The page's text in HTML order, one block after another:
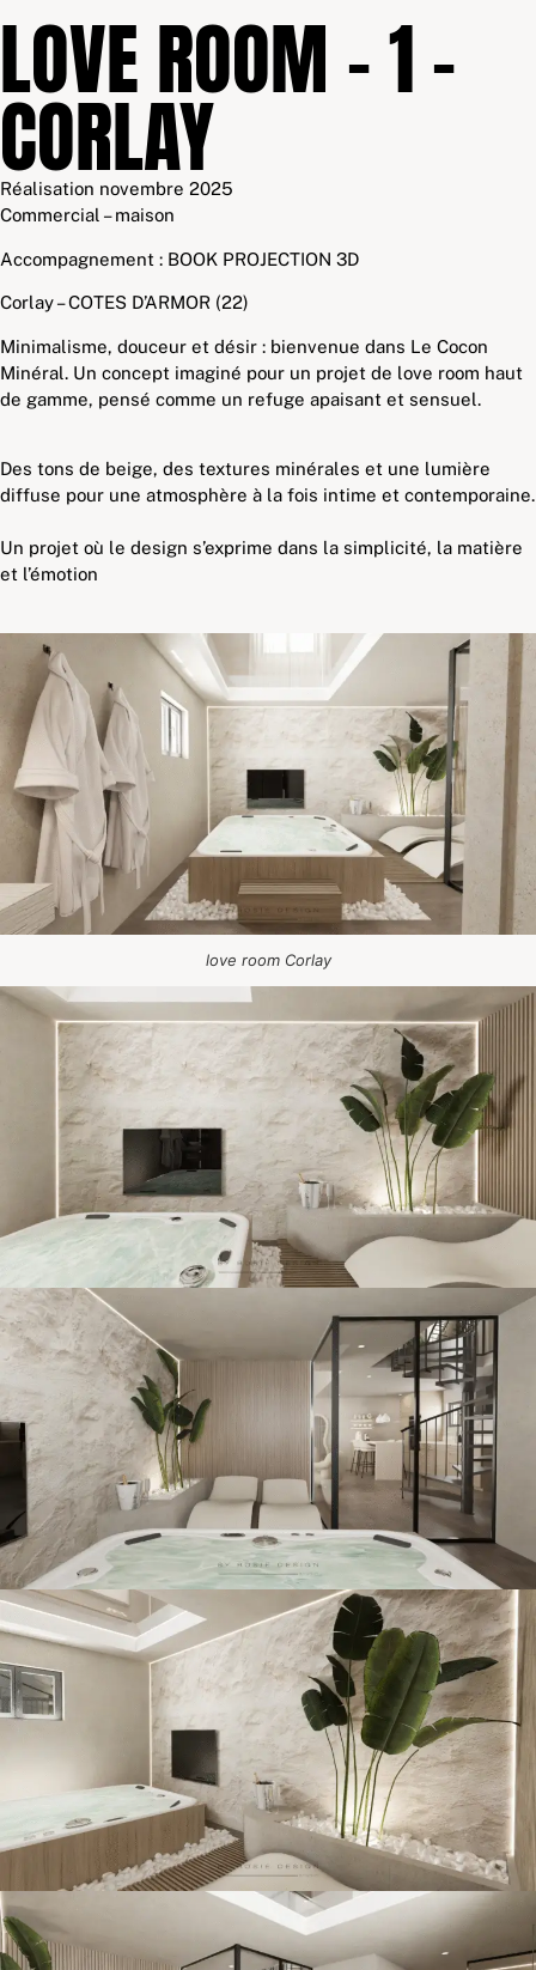
LOVE ROOM – 1 –
CORLAY
Réalisation novembre 2025
Commercial – maison
Accompagnement : BOOK PROJECTION 3D
Corlay – COTES D’ARMOR (22)
Minimalisme, douceur et désir : bienvenue dans Le Cocon
Minéral. Un concept imaginé pour un projet de love room haut
de gamme, pensé comme un refuge apaisant et sensuel.
Des tons de beige, des textures minérales et une lumière
diffuse pour une atmosphère à la fois intime et contemporaine.
Un projet où le design s’exprime dans la simplicité, la matière
et l’émotion
love room Corlay